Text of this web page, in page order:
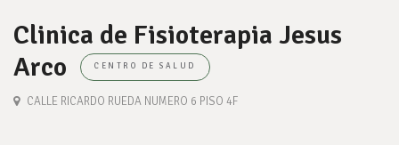
Clinica de Fisioterapia Jesus
Arco
CENTRO DE SALUD
CALLE RICARDO RUEDA NUMERO 6 PISO 4F